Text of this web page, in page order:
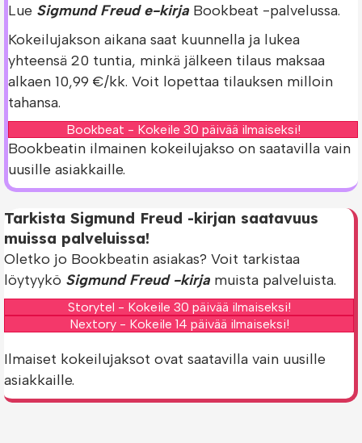
Lue Sigmund Freud e-kirja Bookbeat -palvelussa.
Kokeilujakson aikana saat kuunnella ja lukea
yhteensä 20 tuntia, minkä jälkeen tilaus maksaa
alkaen 10,99 €/kk. Voit lopettaa tilauksen milloin
tahansa.
Bookbeat - Kokeile 30 päivää ilmaiseksi!
Bookbeatin ilmainen kokeilujakso on saatavilla vain
uusille asiakkaille.
Tarkista Sigmund Freud -kirjan saatavuus
muissa palveluissa!
Oletko jo Bookbeatin asiakas? Voit tarkistaa
löytyykö Sigmund Freud -kirja muista palveluista.
Storytel - Kokeile 30 päivää ilmaiseksi!
Nextory - Kokeile 14 päivää ilmaiseksi!
Ilmaiset kokeilujaksot ovat saatavilla vain uusille
asiakkaille.